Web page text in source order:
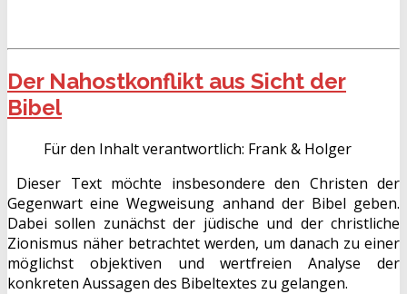
Der Nahostkonflikt aus Sicht der
Bibel
Für den Inhalt verantwortlich: Frank & Holger
Dieser Text möchte insbesondere den Christen der
Gegenwart eine Wegweisung anhand der Bibel geben.
Dabei sollen zunächst der jüdische und der christliche
Zionismus näher betrachtet werden, um danach zu einer
möglichst objektiven und wertfreien Analyse der
konkreten Aussagen des Bibeltextes zu gelangen.